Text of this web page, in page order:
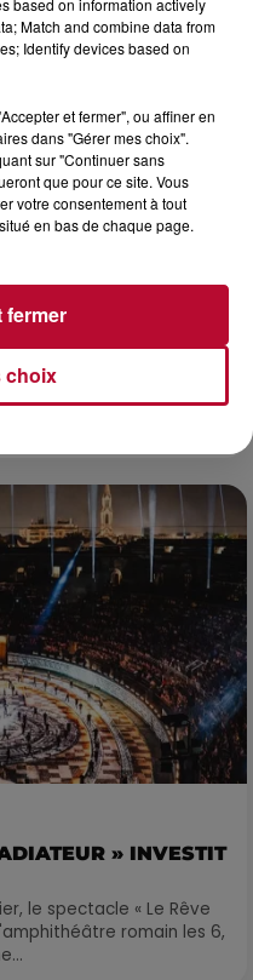
» INVESTIT
le spectacle « Le Rêve
romain les 6,
Match and combine data from
Identify devices based on
et fermer", ou affiner en
dans "Gérer mes choix".
sur "Continuer sans
que pour ce site. Vous
votre consentement à tout
en bas de chaque page.
choix
fermer